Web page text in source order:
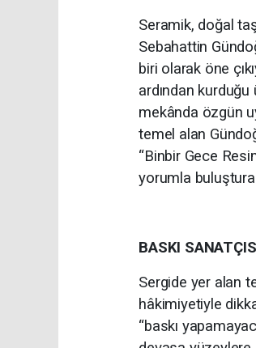
Seramik, doğal
Sebahattin
biri olarak öne
ardından
mekânda özgün
temel alan
“Binbir Gece
yorumla
BASKI
Sergide yer alan
hâkimiyetiyle
“baskı